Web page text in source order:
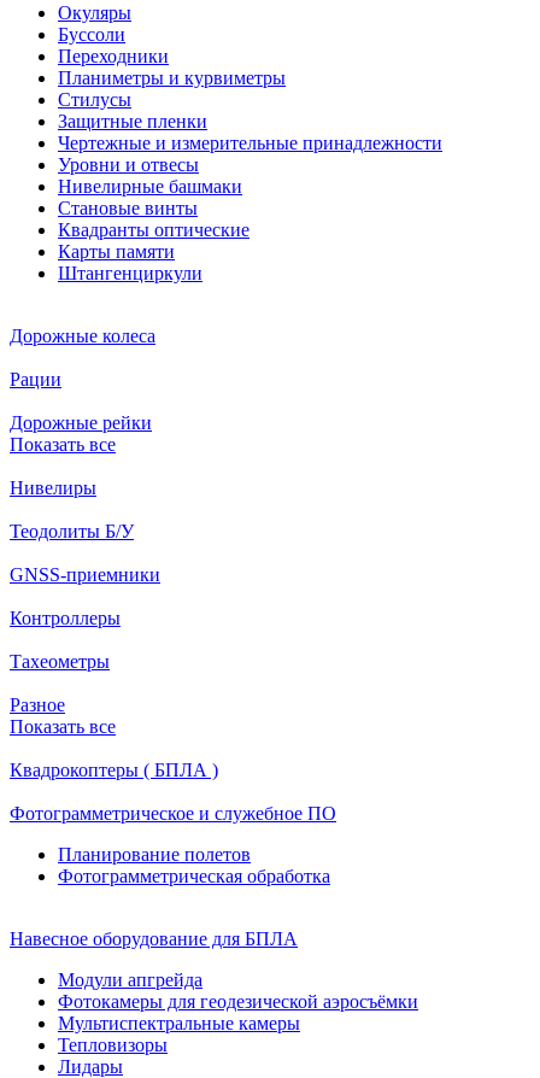
Окуляры
Буссоли
Переходники
Планиметры и курвиметры
Стилусы
Защитные пленки
Чертежные и измерительные принадлежности
Уровни и отвесы
Нивелирные башмаки
Становые винты
Квадранты оптические
Карты памяти
Штангенциркули
Дорожные колеса
Рации
Дорожные рейки
Показать все
Нивелиры
Теодолиты Б/У
GNSS-приемники
Контроллеры
Тахеометры
Разное
Показать все
Квадрокоптеры ( БПЛА )
Фотограмметрическое и служебное ПО
Планирование полетов
Фотограмметрическая обработка
Навесное оборудование для БПЛА
Модули апгрейда
Фотокамеры для геодезической аэросъёмки
Мультиспектральные камеры
Тепловизоры
Лидары